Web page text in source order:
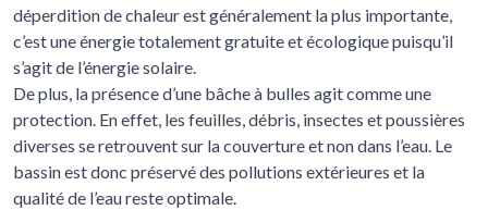
déperdition de chaleur est généralement la plus importante,
c’est une énergie totalement gratuite et écologique puisqu’il
s’agit de l’énergie solaire.
De plus, la présence d’une bâche à bulles agit comme une
protection. En effet, les feuilles, débris, insectes et poussières
diverses se retrouvent sur la couverture et non dans l’eau. Le
bassin est donc préservé des pollutions extérieures et la
qualité de l’eau reste optimale.